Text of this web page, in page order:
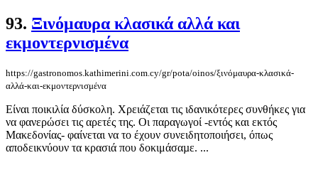
93. Ξινόμαυρα κλασικά αλλά και
εκμοντερνισμένα
https://gastronomos.kathimerini.com.cy/gr/pota/oinos/ξινόμαυρα-κλασικά-
αλλά-και-εκμοντερνισμένα
Είναι ποικιλία δύσκολη. Χρειάζεται τις ιδανικότερες συνθήκες για
να φανερώσει τις αρετές της. Οι παραγωγοί -εντός και εκτός
Μακεδονίας- φαίνεται να το έχουν συνειδητοποιήσει, όπως
αποδεικνύουν τα κρασιά που δοκιμάσαµε. ...